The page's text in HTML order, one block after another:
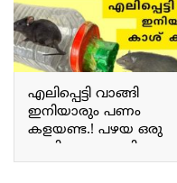
എലിപ്പെട്ടി വാങ്ങി
ഇനിയാരും പണം
കളയണ്ട.! പഴയ ഒരു
കുപ്പി മാത്രം മതി;
എലിക്കെണി വീട്ടിൽ